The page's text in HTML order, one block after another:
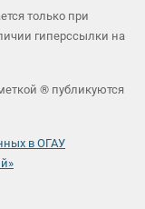
только при
гиперссылки на
® публикуются
в ОГАУ